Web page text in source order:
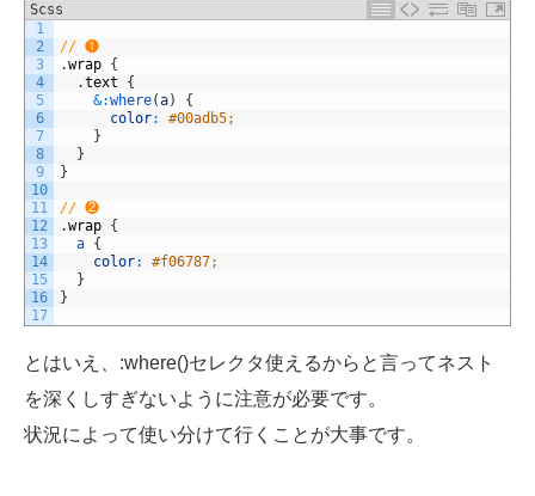
Scss
1
2
3
4
5
6
7
8
9
10
11
12
13
14
15
16
17
// ❶
.wrap {
.text
{
&:where(a)
{
color:
#00adb5;
}
}
}
// ❷
.wrap {
a {
color:
#f06787;
}
}
とはいえ、:where()セレクタ使えるからと言ってネスト
を深くしすぎないように注意が必要です。
状況によって使い分けて行くことが大事です。